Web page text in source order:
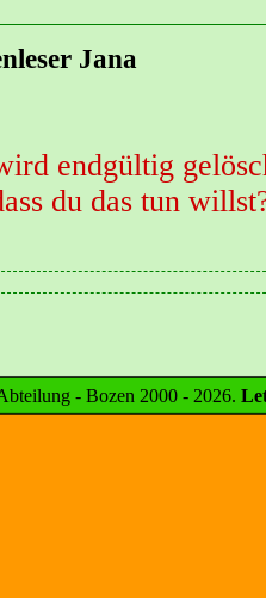
Jana
endgültig
du das tun
- Bozen 2000 - 2026.